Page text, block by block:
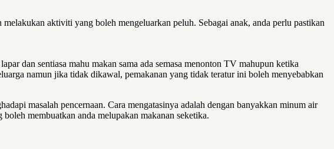
aktiviti yang boleh mengeluarkan peluh. Sebagai anak, anda perlu pastikan
dan sentiasa mahu makan sama ada semasa menonton TV mahupun ketika
namun jika tidak dikawal, pemakanan yang tidak teratur ini boleh menyebabkan
masalah pencernaan. Cara mengatasinya adalah dengan banyakkan minum air
membuatkan anda melupakan makanan seketika.